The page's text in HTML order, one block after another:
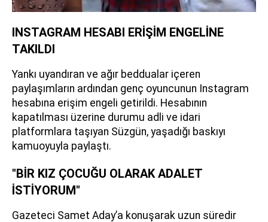
INSTAGRAM HESABI ERİŞİM ENGELİNE
TAKILDI
Yankı uyandıran ve ağır beddualar içeren
paylaşımların ardından genç oyuncunun Instagram
hesabına erişim engeli getirildi. Hesabının
kapatılması üzerine durumu adli ve idari
platformlara taşıyan Süzgün, yaşadığı baskıyı
kamuoyuyla paylaştı.
"BİR KIZ ÇOCUĞU OLARAK ADALET
İSTİYORUM"
Gazeteci Samet Aday’a konuşarak uzun süredir